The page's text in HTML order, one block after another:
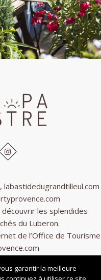
labastidedugrandtilleul.com
les splendides
du Luberon.
de l’Office de Tourisme
Rental conditions- Mentions légales
garantir la meilleure